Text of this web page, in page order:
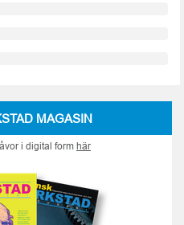
MAGASIN
i digital form här